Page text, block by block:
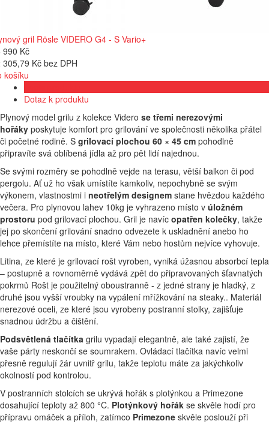
gril Rösle VIDERO G4 - S Vario+
990 Kč
305,79 Kč bez DPH
košíku
Dotaz k produktu
Plynový model grilu z kolekce Videro se třemi nerezovými
hořáky poskytuje komfort pro grilování ve společnosti několika přátel
či početné rodině. S grilovací plochou 60 × 45 cm pohodlně
připravíte svá oblíbená jídla až pro pět lidí najednou.
Se svými rozměry se pohodlně vejde na terasu, větší balkon či pod
pergolu. Ať už ho však umístíte kamkoliv, nepochybně se svým
výkonem, vlastnostmi i neotřelým designem stane hvězdou každého
večera. Pro plynovou lahev 10kg je vyhrazeno místo v úložném
prostoru pod grilovací plochou. Gril je navíc opatřen kolečky, takže
jej po skončení grilování snadno odvezete k uskladnění anebo ho
lehce přemístíte na místo, které Vám nebo hostům nejvíce vyhovuje.
Litina, ze které je grilovací rošt vyroben, vyniká úžasnou absorbcí tepla
– postupně a rovnoměrně vydává zpět do připravovaných šťavnatých
pokrmů Rošt je použitelný oboustranně - z jedné strany je hladký, z
druhé jsou vyšší vroubky na vypálení mřížkování na steaky.. Materiál
nerezové oceli, ze které jsou vyrobeny postranní stolky, zajišťuje
snadnou údržbu a čištění.
Podsvětlená tlačítka grilu vypadají elegantně, ale také zajistí, že
vaše párty neskončí se soumrakem. Ovládací tlačítka navíc velmi
přesně regulují žár uvnitř grilu, takže teplotu máte za jakýchkoliv
okolností pod kontrolou.
V postranních stolcích se ukrývá hořák s plotýnkou a Primezone
dosahující teploty až 800 °C. Plotýnkový hořák se skvěle hodí pro
přípravu omáček a příloh, zatímco Primezone skvěle poslouží při